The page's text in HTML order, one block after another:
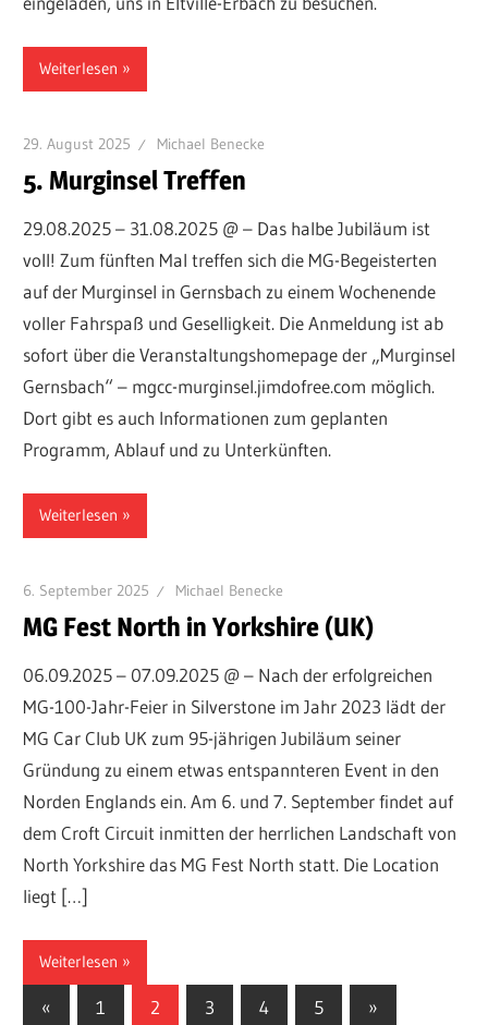
Weiterlesen
29. August 2025 Michael Benecke
5. Murginsel Treffen
29.08.2025 – 31.08.2025 @ – Das halbe Jubiläum ist
voll! Zum fünften Mal treffen sich die MG-Begeisterten
auf der Murginsel in Gernsbach zu einem Wochenende
voller Fahrspaß und Geselligkeit. Die Anmeldung ist ab
sofort über die Veranstaltungshomepage der „Murginsel
Gernsbach“ – mgcc-murginsel.jimdofree.com möglich.
Dort gibt es auch Informationen zum geplanten
Programm, Ablauf und zu Unterkünften.
Weiterlesen
6. September 2025 Michael Benecke
MG Fest North in Yorkshire (UK)
06.09.2025 – 07.09.2025 @ – Nach der erfolgreichen
MG-100-Jahr-Feier in Silverstone im Jahr 2023 lädt der
MG Car Club UK zum 95-jährigen Jubiläum seiner
Gründung zu einem etwas entspannteren Event in den
Norden Englands ein. Am 6. und 7. September findet auf
dem Croft Circuit inmitten der herrlichen Landschaft von
North Yorkshire das MG Fest North statt. Die Location
liegt […]
Weiterlesen
Seitennummerierung
« Vorherige
1 2 3 4 5 Nächste
»